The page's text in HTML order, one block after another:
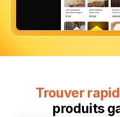
produits